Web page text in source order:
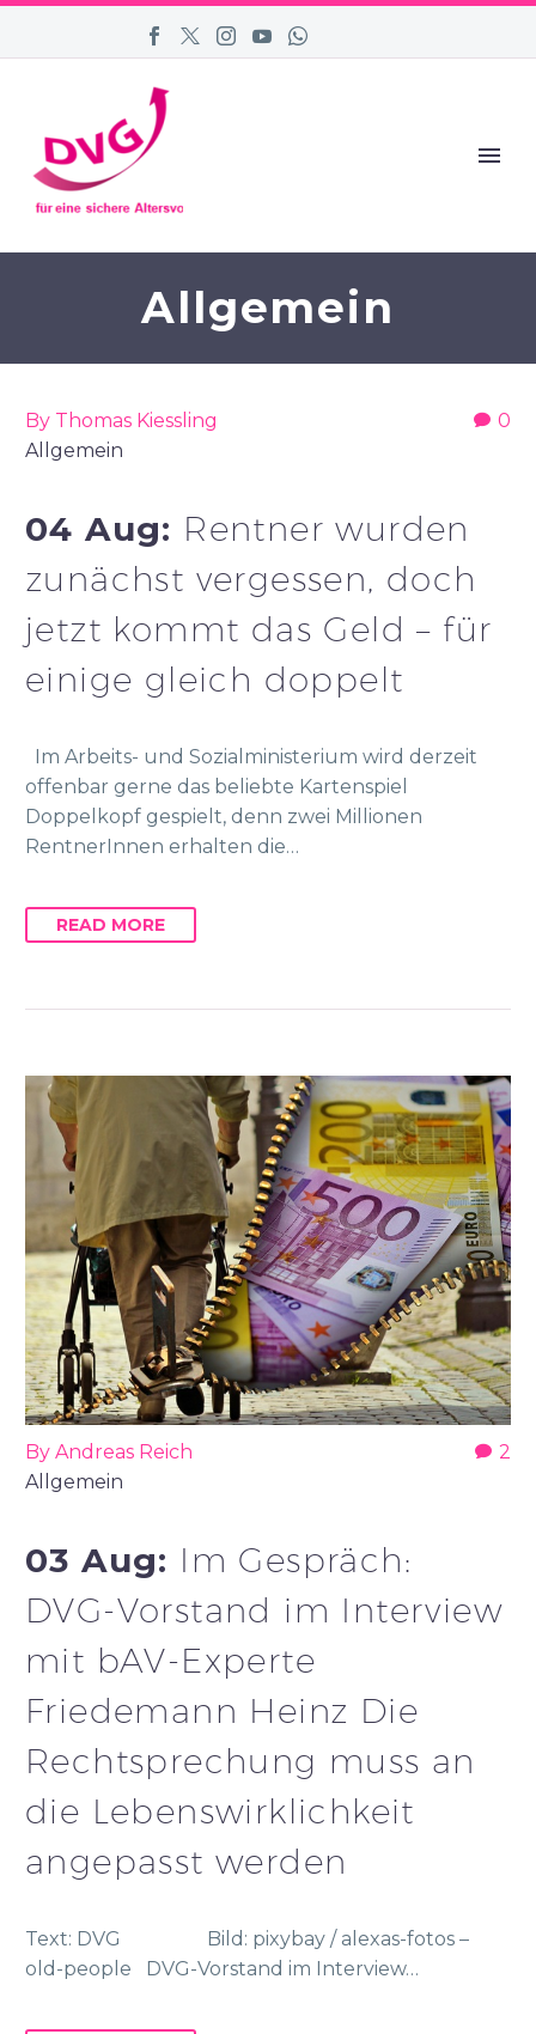
Allgemein
0
By Thomas Kiessling
Allgemein
04 Aug: Rentner wurden
zunächst vergessen, doch
jetzt kommt das Geld – für
einige gleich doppelt
Im Arbeits- und Sozialministerium wird derzeit
offenbar gerne das beliebte Kartenspiel
Doppelkopf gespielt, denn zwei Millionen
RentnerInnen erhalten die…
READ MORE
2
By Andreas Reich
Allgemein
03 Aug: Im Gespräch:
DVG-Vorstand im Interview
mit bAV-Experte
Friedemann Heinz Die
Rechtsprechung muss an
die Lebenswirklichkeit
angepasst werden
Text: DVG Bild: pixybay / alexas-fotos –
old-people DVG-Vorstand im Interview…